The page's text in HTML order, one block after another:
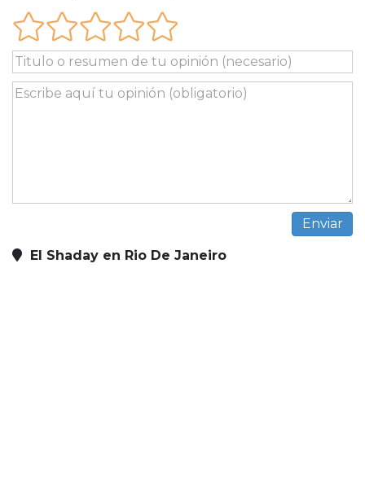
El Shaday en Rio De Janeiro